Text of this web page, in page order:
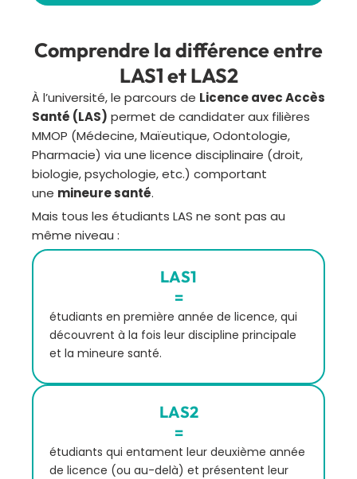
Comprendre la différence entre
LAS1 et LAS2
À l’université, le parcours de Licence avec Accès
Santé (LAS) permet de candidater aux filières
MMOP (Médecine, Maïeutique, Odontologie,
Pharmacie) via une licence disciplinaire (droit,
biologie, psychologie, etc.) comportant
une mineure santé.
Mais tous les étudiants LAS ne sont pas au
même niveau :
LAS1
=
étudiants en première année de licence, qui
découvrent à la fois leur discipline principale
et la mineure santé.
LAS2
=
étudiants qui entament leur deuxième année
de licence (ou au-delà) et présentent leur